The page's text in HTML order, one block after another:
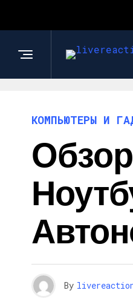
КОМПЬЮТЕРЫ И
Обзор
By